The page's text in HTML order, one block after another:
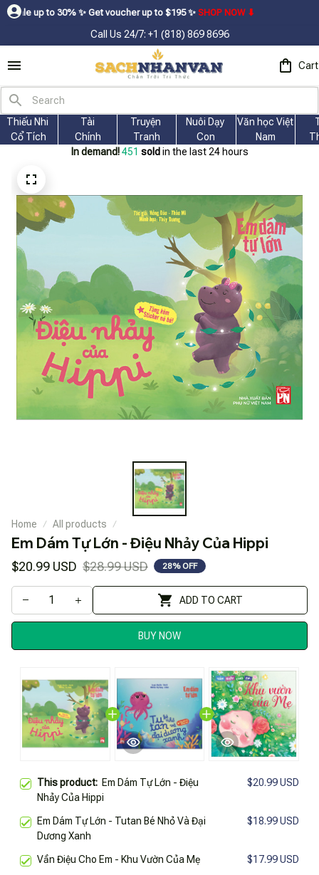
✨ㅤ Get voucher up to $195ㅤ ✨ㅤSHOP NOW ⬇
Call Us 24/7: +1 (818) 869 8696
Cart
Thiếu Nhi
Cổ Tích
Tài
Chính
Truyện
Tranh
Nuôi Dạy
Con
Văn học Việt
Nam
In demand! 451 sold in the last 24 hours
Home All products
Em Dám Tự Lớn - Điệu Nhảy Của Hippi
$20.99 USD $28.99 USD 28% OFF
ADD TO CART
BUY NOW
This product: Em Dám Tự Lớn - Điệu
Nhảy Của Hippi
$20.99 USD
Em Dám Tự Lớn - Tutan Bé Nhỏ Và Đại
Dương Xanh
$18.99 USD
Vần Điệu Cho Em - Khu Vườn Của Mẹ $17.99 USD